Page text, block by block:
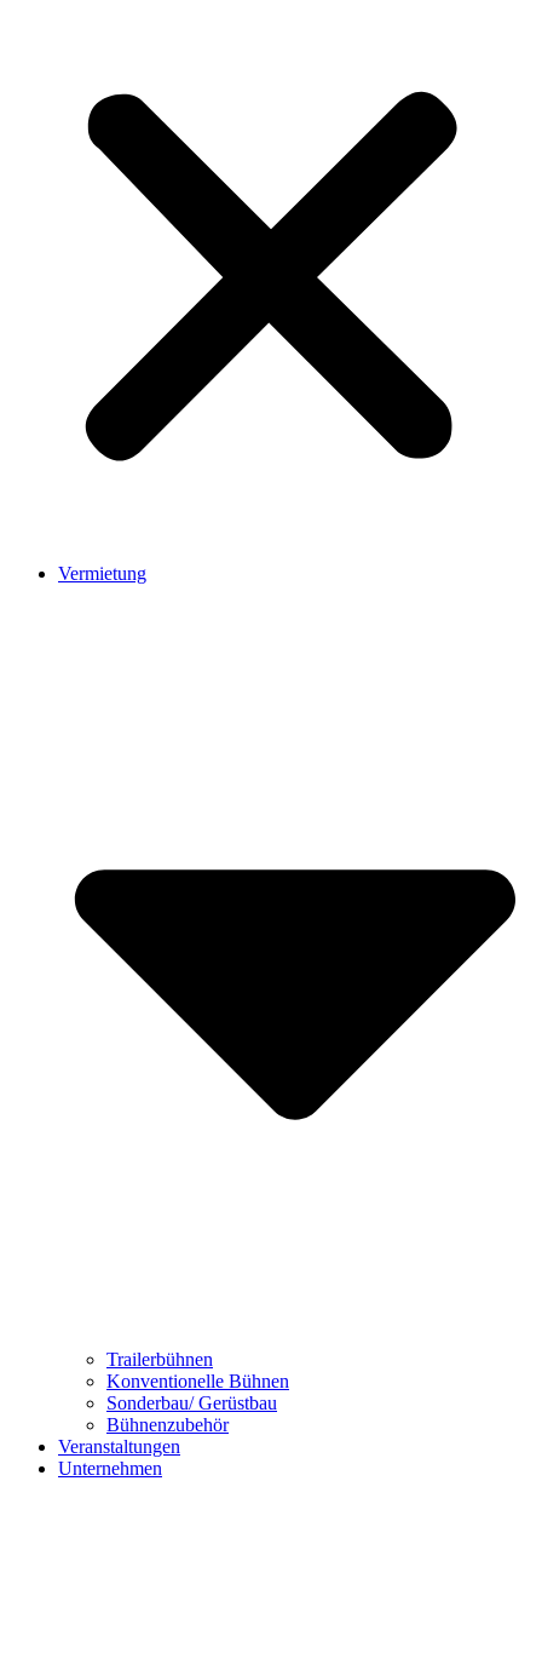
Vermietung
Trailerbühnen
Konventionelle Bühnen
Sonderbau/ Gerüstbau
Bühnenzubehör
Veranstaltungen
Unternehmen